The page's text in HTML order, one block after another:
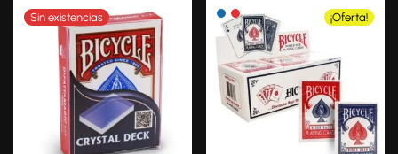
¡Oferta!